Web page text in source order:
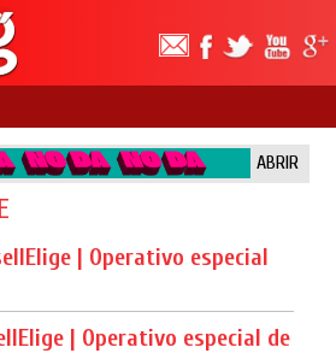
ABRIR
| Operativo especial
| Operativo especial de